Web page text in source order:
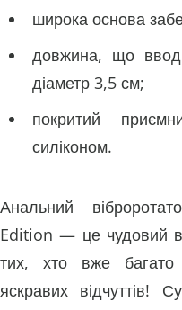
широка основа
довжина, що
діаметр 3,5 см;
покритий
силіконом.
Анальний
Edition — це чудовий
тих, хто вже
яскравих відчуттів!